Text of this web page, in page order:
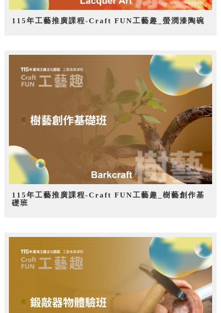
115年工藝推廣課程-Craft FUN工藝趣_螢潤漆陶碗
115年工藝推廣課程-Craft FUN工藝趣_樹藝創作基
礎班